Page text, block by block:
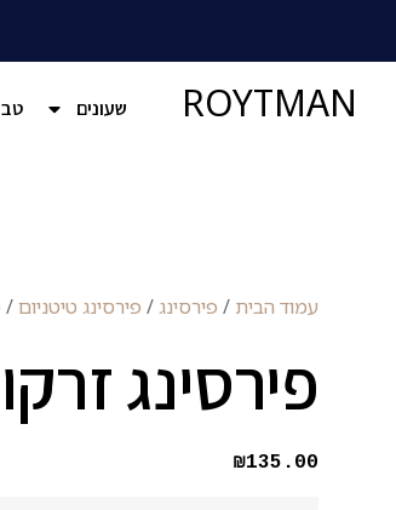
ROYTMAN שעונים
עמוד הבית / פירסינג/ פירסינג טיטניום/
פירסינג
₪135.00